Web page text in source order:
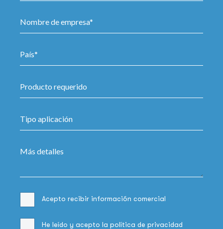
Acepto recibir información comercial
He leído y acepto la política de privacidad